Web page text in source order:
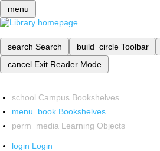
menu
search Search build_circle Toolbar
cancel Exit Reader Mode
school Campus Bookshelves
menu_book Bookshelves
perm_media Learning Objects
login Login